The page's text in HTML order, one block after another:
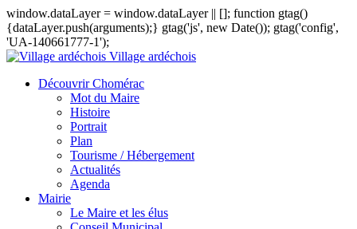
window.dataLayer = window.dataLayer || []; function gtag()
{dataLayer.push(arguments);} gtag('js', new Date()); gtag('config',
'UA-140661777-1');
Village ardéchois
Découvrir Chomérac
Mot du Maire
Histoire
Portrait
Plan
Tourisme / Hébergement
Actualités
Agenda
Mairie
Le Maire et les élus